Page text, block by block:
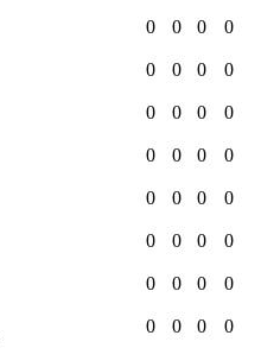
0 0 0 0
0 0 0 0
0 0 0 0
0 0 0 0
0 0 0 0
0 0 0 0
0 0 0 0
0 0 0 0